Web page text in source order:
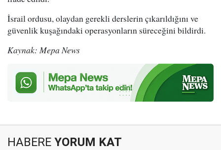
İsrail ordusu, olaydan gerekli derslerin çıkarıldığını ve
güvenlik kuşağındaki operasyonların süreceğini bildirdi.
Kaynak: Mepa News
HABERE YORUM KAT